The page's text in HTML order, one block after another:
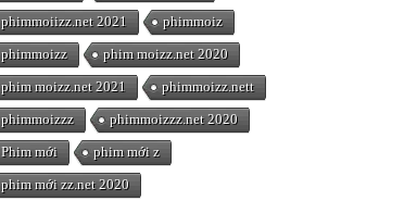
phimmoiizz.net 2021
phimmoiz
phimmoizz
phim moizz.net 2020
phim moizz.net 2021
phimmoizz.nett
phimmoizzz
phimmoizzz.net 2020
Phim mới
phim mới z
phim mới zz.net 2020